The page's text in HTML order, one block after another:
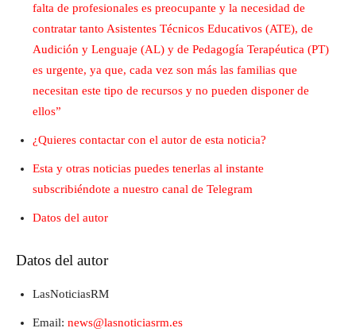
falta de profesionales es preocupante y la necesidad de
contratar tanto Asistentes Técnicos Educativos (ATE), de
Audición y Lenguaje (AL) y de Pedagogía Terapéutica (PT)
es urgente, ya que, cada vez son más las familias que
necesitan este tipo de recursos y no pueden disponer de
ellos”
¿Quieres contactar con el autor de esta noticia?
Esta y otras noticias puedes tenerlas al instante
subscribiéndote a nuestro canal de Telegram
Datos del autor
Datos del autor
LasNoticiasRM
Email: news@lasnoticiasrm.es